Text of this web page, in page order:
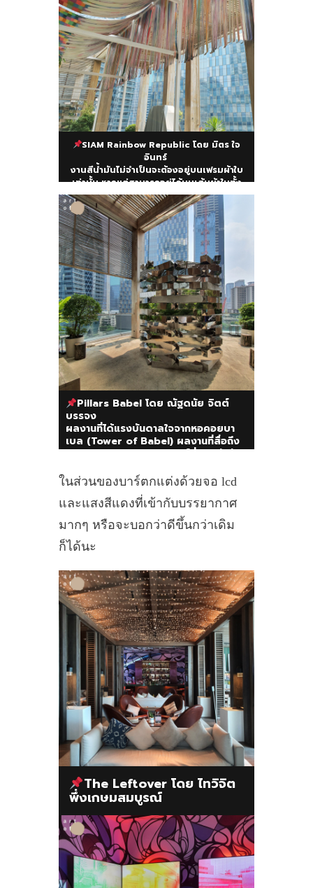
SIAM Rainbow Republic โดย มิตร ใจ
อินทร์
งานสีน้ำมันไม่จำเป็นจะต้องอยู่บนเฟรมผ้าใบ
เท่านั้น หากแต่สามารถอยู่ได้บนเส้นผ้าใบทั้ง
ด้านหน้าหลัง นำมาสร้างสเปซเอาท์ดอร์ พริ้ว
แล่นไปตามสายลมและแสงแดด
Pillars Babel โดย ณัฐดนัย จิตต์
บรรจง
ผลงานที่ได้แรงบันดาลใจจากหอคอยบา
เบล (Tower of Babel) ผลงานที่สื่อถึง
ความทะเยอทะยานของมนุษย์ที่จะไขว่คว้า
ในส่วนของบาร์ตกแต่งด้วยจอ lcd
และแสงสีแดงที่เข้ากับบรรยากาศ
มากๆ หรือจะบอกว่าดีขึ้นกว่าเดิม
ก็ได้นะ
The Leftover โดย ไทวิจิต
พึ่งเกษมสมบูรณ์